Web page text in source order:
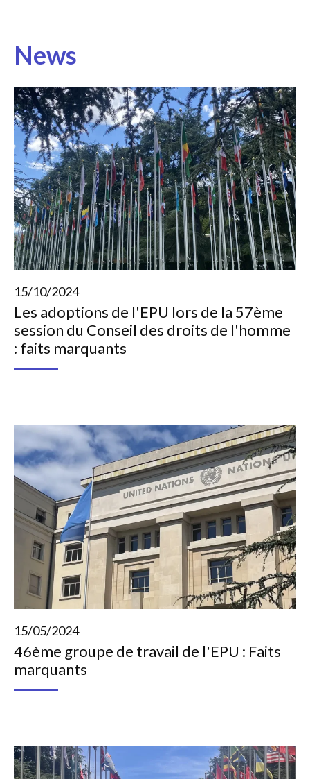
News
15/10/2024
Les adoptions de l'EPU lors de la 57ème
session du Conseil des droits de l'homme
: faits marquants
15/05/2024
46ème groupe de travail de l'EPU : Faits
marquants